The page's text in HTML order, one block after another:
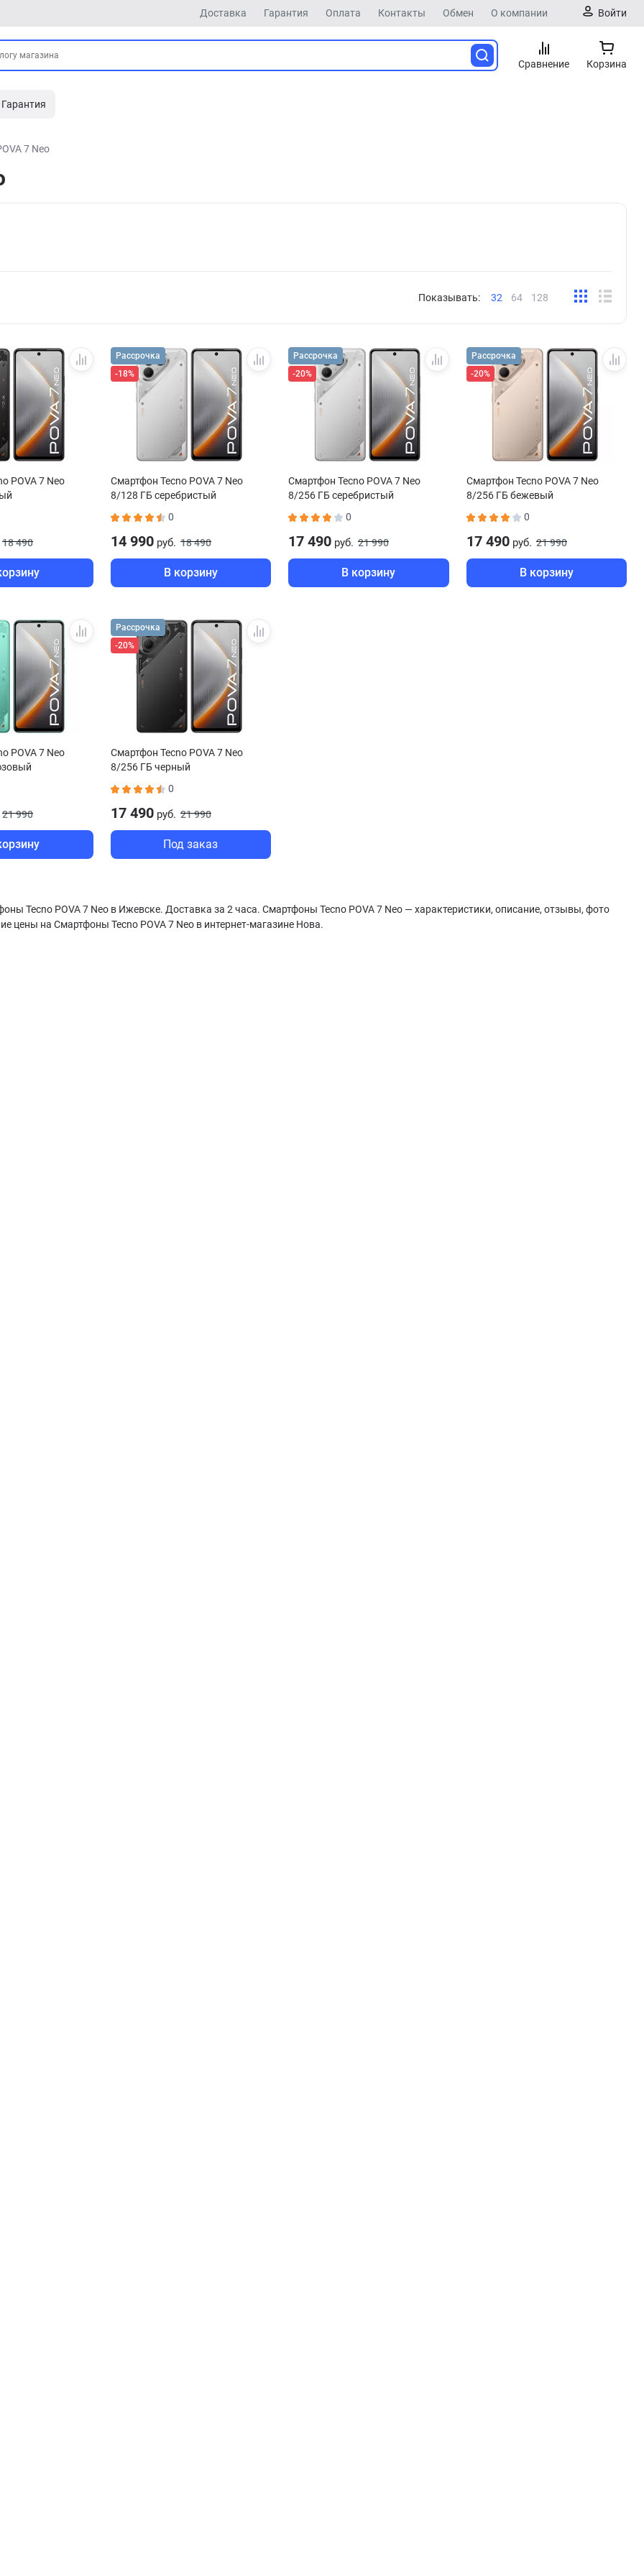
Доставка Гарантия Оплата Контакты Обмен О компании Войти
Сравнение Корзина
Гарантия
7 Neo
Показывать: 32 64 128
POVA 7 Neo
18 490
Рассрочка
-18%
Смартфон Tecno POVA 7 Neo
8/128 ГБ серебристый
0
14 990руб. 18 490
В корзину
Рассрочка
-20%
Смартфон Tecno POVA 7 Neo
8/256 ГБ серебристый
0
17 490 руб. 21 990
В корзину
Рассрочка
-20%
Смартфон Tecno POVA 7 Neo
8/256 ГБ бежевый
0
17 490руб. 21 990
В корзину
POVA 7 Neo
21 990
Рассрочка
-20%
Смартфон Tecno POVA 7 Neo
8/256 ГБ черный
0
17 490руб. 21 990
Под заказ
Tecno POVA 7 Neo в Ижевске. Доставка за 2 часа. Смартфоны Tecno POVA 7 Neo — характеристики, описание, отзывы, фото
цены на Смартфоны Tecno POVA 7 Neo в интернет-магазине Нова.